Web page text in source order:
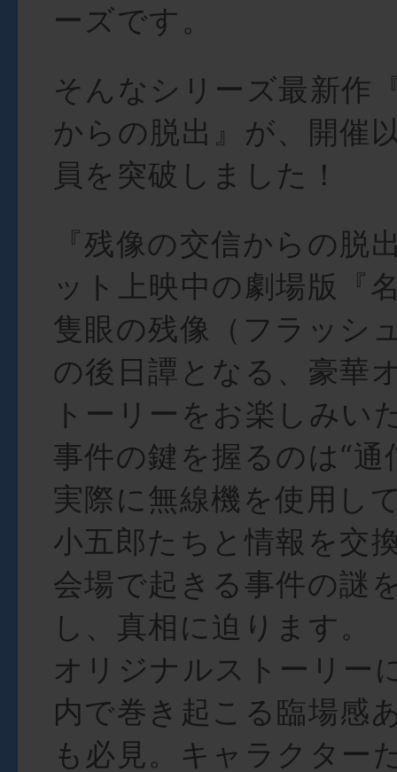
ーズです。
そんなシリーズ最新作
からの脱出』が、開催
員を突破しました！
『残像の交信からの脱
ット上映中の劇場版『
隻眼の残像（フラッシ
の後日譚となる、豪華
トーリーをお楽しみい
事件の鍵を握るのは“通
実際に無線機を使用し
小五郎たちと情報を交
会場で起きる事件の謎
し、真相に迫ります。
オリジナルストーリー
内で巻き起こる臨場感
も必見。キャラクター